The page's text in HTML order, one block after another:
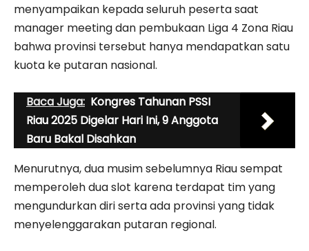
menyampaikan kepada seluruh peserta saat
manager meeting dan pembukaan Liga 4 Zona Riau
bahwa provinsi tersebut hanya mendapatkan satu
kuota ke putaran nasional.
Baca Juga: Kongres Tahunan PSSI
Riau 2025 Digelar Hari Ini, 9 Anggota
Baru Bakal Disahkan
Menurutnya, dua musim sebelumnya Riau sempat
memperoleh dua slot karena terdapat tim yang
mengundurkan diri serta ada provinsi yang tidak
menyelenggarakan putaran regional.